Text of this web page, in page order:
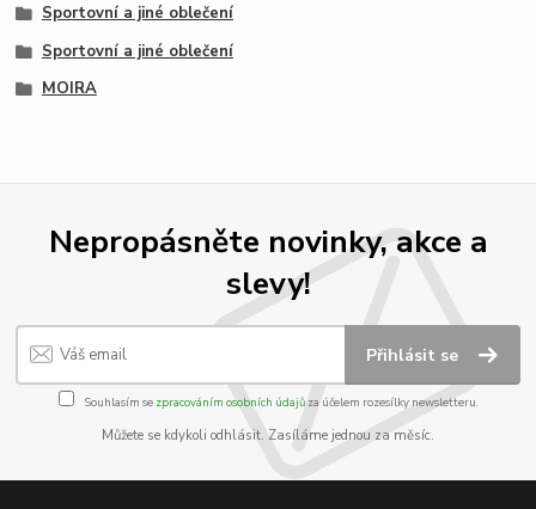
Sportovní a jiné oblečení
Sportovní a jiné oblečení
MOIRA
Nepropásněte novinky, akce a
slevy!
Přihlásit se
Souhlasím se zpracováním osobních údajůza účelem rozesílky newsletteru.
Můžete se kdykoli odhlásit. Zasíláme jednou za měsíc.